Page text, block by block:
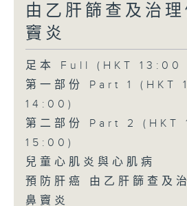
由乙肝篩查及治
竇炎
足本 Full (HKT 13:00
第一部份 Part 1 (HKT
14:00)
第二部份 Part 2 (HKT
15:00)
兒童心肌炎與心肌病
預防肝癌 由乙肝篩查及
鼻竇炎